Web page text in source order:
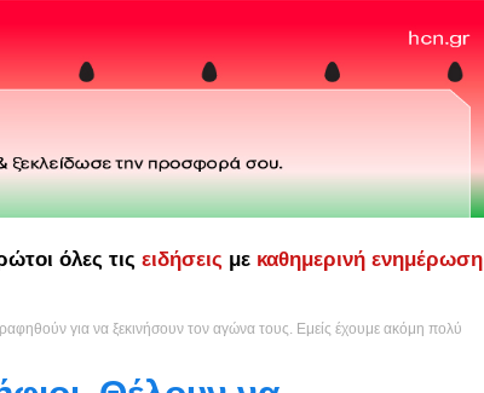
όλες τις ειδήσεις με καθημερινή ενημέρωση
για να ξεκινήσουν τον αγώνα τους. Εμείς έχουμε ακόμη πολύ